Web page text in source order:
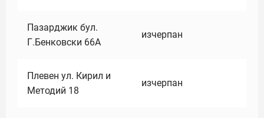
Пазарджик бул.
Г.Бенковски 66А
изчерпан
Плевен ул. Кирил и
Методий 18
изчерпан